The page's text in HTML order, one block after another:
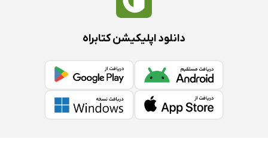
دانلود اپلیکیشن کتابراه